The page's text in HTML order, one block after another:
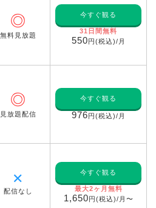
◎
無料見放題
今すぐ観る
31日間無料
550円(税込)/月
◎
見放題配信
今すぐ観る
976円(税込)/月
✕
配信なし
今すぐ観る
最大2ヶ月無料
1,650円(税込)/月〜